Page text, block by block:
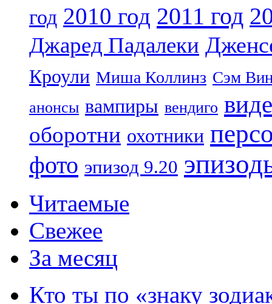
год 2010 год 2011 год
Джаред Падалеки
Кроули Миша Коллинз Сэм
анонсы вампиры вендиго
оборотни охотники
фото эпизод 9.20
Читаемые
Свежее
За месяц
Кто ты по «знаку